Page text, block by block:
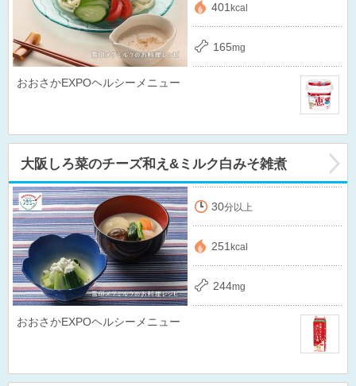
401 kcal
165mg
おおさかEXPOヘルシーメニュー
大阪しろ菜のチーズ和え&ミルク白みそ雑煮
30分以上
251 kcal
244mg
おおさかEXPOヘルシーメニュー